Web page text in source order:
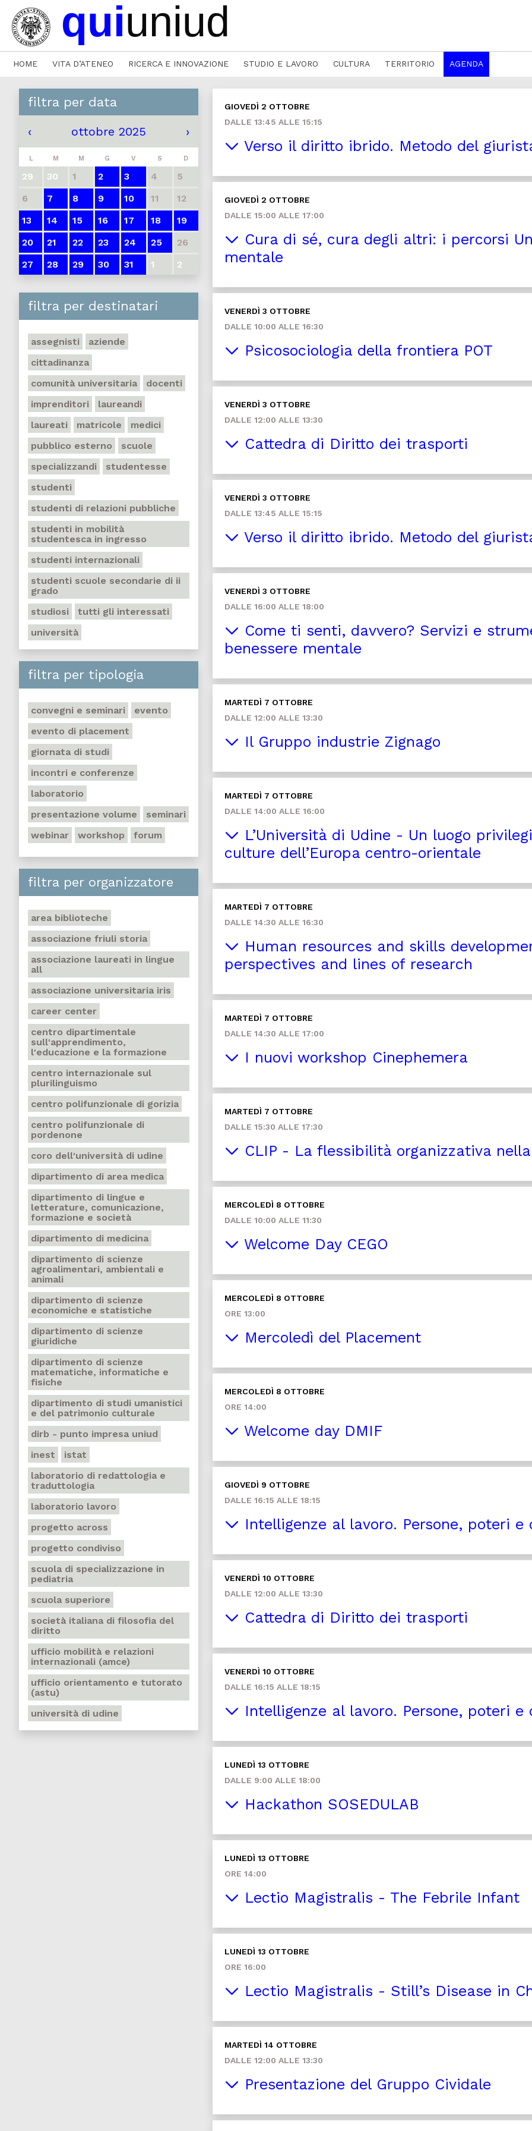
HOME VITA D’ATENEO RICERCA E INNOVAZIONE STUDIO E LAVORO CULTURA TERRITORIO AGENDA
filtra per data
‹ ottobre 2025 ›
L M M G V S D
29 30 1 2 3 4
5
6
7 8 9 10 11
12
13
14 15 16 17 18
19
20
21 22 23 24 25
26
27
28 29 30 31 1 2
filtra per destinatari
assegnisti
aziende
cittadinanza
comunità universitaria
docenti
imprenditori
laureandi
laureati
matricole
medici
pubblico esterno
scuole
specializzandi
studentesse
studenti
studenti di relazioni pubbliche
studenti in mobilità
studentesca in ingresso
studenti internazionali
studenti scuole secondarie di ii
grado
studiosi
tutti gli interessati
università
filtra per tipologia
convegni e seminari
evento
evento di placement
giornata di studi
incontri e conferenze
laboratorio
presentazione volume
seminari
webinar
workshop forum
filtra per organizzatore
area biblioteche
associazione friuli storia
associazione laureati in lingue
all
associazione universitaria iris
career center
centro dipartimentale
sull'apprendimento,
l'educazione e la formazione
centro internazionale sul
plurilinguismo
centro polifunzionale di gorizia
centro polifunzionale di
pordenone
coro dell'università di udine
dipartimento di area medica
dipartimento di lingue e
letterature, comunicazione,
formazione e società
dipartimento di medicina
dipartimento di scienze
agroalimentari, ambientali e
animali
dipartimento di scienze
economiche e statistiche
dipartimento di scienze
giuridiche
dipartimento di scienze
matematiche, informatiche e
fisiche
dipartimento di studi umanistici
e del patrimonio culturale
dirb - punto impresa uniud
inest
istat
laboratorio di redattologia e
traduttologia
laboratorio lavoro
progetto across
progetto condiviso
scuola di specializzazione in
pediatria
scuola superiore
società italiana di filosofia del
diritto
ufficio mobilità e relazioni
internazionali (amce)
ufficio orientamento e tutorato
(astu)
università di udine
GIOVEDÌ 2 OTTOBRE
DALLE 13:45 ALLE 15:15
Verso il diritto ibrido. Metodo del
GIOVEDÌ 2 OTTOBRE
DALLE 15:00 ALLE 17:00
Cura di sé, cura degli altri: i percorsi
mentale
VENERDÌ 3 OTTOBRE
DALLE 10:00 ALLE 16:30
Psicosociologia della frontiera POT
VENERDÌ 3 OTTOBRE
DALLE 12:00 ALLE 13:30
Cattedra di Diritto dei trasporti
VENERDÌ 3 OTTOBRE
DALLE 13:45 ALLE 15:15
Verso il diritto ibrido. Metodo del
VENERDÌ 3 OTTOBRE
DALLE 16:00 ALLE 18:00
Come ti senti, davvero? Servizi e
benessere mentale
MARTEDÌ 7 OTTOBRE
DALLE 12:00 ALLE 13:30
Il Gruppo industrie Zignago
MARTEDÌ 7 OTTOBRE
DALLE 14:00 ALLE 16:00
L’Università di Udine - Un luogo
culture dell’Europa centro-orientale
MARTEDÌ 7 OTTOBRE
DALLE 14:30 ALLE 16:30
Human resources and skills
perspectives and lines of research
MARTEDÌ 7 OTTOBRE
DALLE 14:30 ALLE 17:00
I nuovi workshop Cinephemera
MARTEDÌ 7 OTTOBRE
DALLE 15:30 ALLE 17:30
CLIP - La flessibilità organizzativa nella
MERCOLEDÌ 8 OTTOBRE
DALLE 10:00 ALLE 11:30
Welcome Day CEGO
MERCOLEDÌ 8 OTTOBRE
ORE 13:00
Mercoledì del Placement
MERCOLEDÌ 8 OTTOBRE
ORE 14:00
Welcome day DMIF
GIOVEDÌ 9 OTTOBRE
DALLE 16:15 ALLE 18:15
Intelligenze al lavoro. Persone, poteri
VENERDÌ 10 OTTOBRE
DALLE 12:00 ALLE 13:30
Cattedra di Diritto dei trasporti
VENERDÌ 10 OTTOBRE
DALLE 16:15 ALLE 18:15
Intelligenze al lavoro. Persone, poteri
LUNEDÌ 13 OTTOBRE
DALLE 9:00 ALLE 18:00
Hackathon SOSEDULAB
LUNEDÌ 13 OTTOBRE
ORE 14:00
Lectio Magistralis - The Febrile Infant
LUNEDÌ 13 OTTOBRE
ORE 16:00
Lectio Magistralis - Still’s Disease in
MARTEDÌ 14 OTTOBRE
DALLE 12:00 ALLE 13:30
Presentazione del Gruppo Cividale